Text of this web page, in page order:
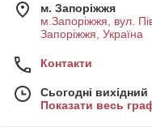
м. Запоріжжя
м.Запоріжжя, вул.
Запоріжжя, Україна
Контакти
Сьогодні вихідний
Показати весь